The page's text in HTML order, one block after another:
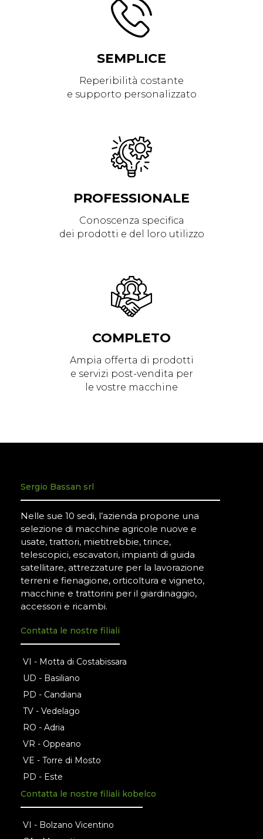
SEMPLICE
Reperibilità costante
e supporto personalizzato
PROFESSIONALE
Conoscenza specifica
dei prodotti e del loro utilizzo
COMPLETO
Ampia offerta di prodotti
e servizi post-vendita per
le vostre macchine
Sergio Bassan srl
Nelle sue 10 sedi, l’azienda propone una
selezione di macchine agricole nuove e
usate, trattori, mietitrebbie, trince,
telescopici, escavatori, impianti di guida
satellitare, attrezzature per la lavorazione
terreni e fienagione, orticoltura e vigneto,
macchine e trattorini per il giardinaggio,
accessori e ricambi.
Contatta le nostre filiali
VI - Motta di Costabissara
UD - Basiliano
PD - Candiana
TV - Vedelago
RO - Adria
VR - Oppeano
VE - Torre di Mosto
PD - Este
Contatta le nostre filiali kobelco
VI - Bolzano Vicentino